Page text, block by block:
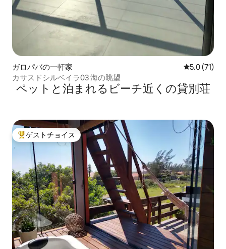
ガロパバの一軒家 レビュー71
5.0 (71)
カサスドシルベイラ03 海の眺望
ペットと泊まれるビーチ近くの貸別荘
大好評のゲストチョイスです。
ゲストチョイス